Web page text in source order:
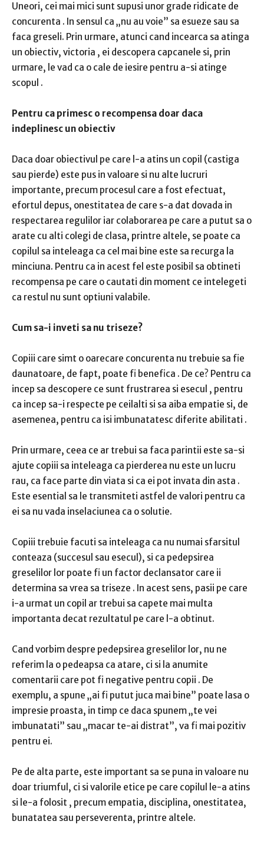
Uneori, cei mai mici sunt supusi unor grade ridicate de
concurenta . In sensul ca „nu au voie” sa esueze sau sa
faca greseli. Prin urmare, atunci cand incearca sa atinga
un obiectiv, victoria , ei descopera capcanele si, prin
urmare, le vad ca o cale de iesire pentru a-si atinge
scopul .
Pentru ca primesc o recompensa doar daca
indeplinesc un obiectiv
Daca doar obiectivul pe care l-a atins un copil (castiga
sau pierde) este pus in valoare si nu alte lucruri
importante, precum procesul care a fost efectuat,
efortul depus, onestitatea de care s-a dat dovada in
respectarea regulilor iar colaborarea pe care a putut sa o
arate cu alti colegi de clasa, printre altele, se poate ca
copilul sa inteleaga ca cel mai bine este sa recurga la
minciuna. Pentru ca in acest fel este posibil sa obtineti
recompensa pe care o cautati din moment ce intelegeti
ca restul nu sunt optiuni valabile.
Cum sa-i inveti sa nu triseze?
Copiii care simt o oarecare concurenta nu trebuie sa fie
daunatoare, de fapt, poate fi benefica . De ce? Pentru ca
incep sa descopere ce sunt frustrarea si esecul , pentru
ca incep sa-i respecte pe ceilalti si sa aiba empatie si, de
asemenea, pentru ca isi imbunatatesc diferite abilitati .
Prin urmare, ceea ce ar trebui sa faca parintii este sa-si
ajute copiii sa inteleaga ca pierderea nu este un lucru
rau, ca face parte din viata si ca ei pot invata din asta .
Este esential sa le transmiteti astfel de valori pentru ca
ei sa nu vada inselaciunea ca o solutie.
Copiii trebuie facuti sa inteleaga ca nu numai sfarsitul
conteaza (succesul sau esecul), si ca pedepsirea
greselilor lor poate fi un factor declansator care ii
determina sa vrea sa triseze . In acest sens, pasii pe care
i-a urmat un copil ar trebui sa capete mai multa
importanta decat rezultatul pe care l-a obtinut.
Cand vorbim despre pedepsirea greselilor lor, nu ne
referim la o pedeapsa ca atare, ci si la anumite
comentarii care pot fi negative pentru copii . De
exemplu, a spune „ai fi putut juca mai bine” poate lasa o
impresie proasta, in timp ce daca spunem „te vei
imbunatati” sau „macar te-ai distrat”, va fi mai pozitiv
pentru ei.
Pe de alta parte, este important sa se puna in valoare nu
doar triumful, ci si valorile etice pe care copilul le-a atins
si le-a folosit , precum empatia, disciplina, onestitatea,
bunatatea sau perseverenta, printre altele.